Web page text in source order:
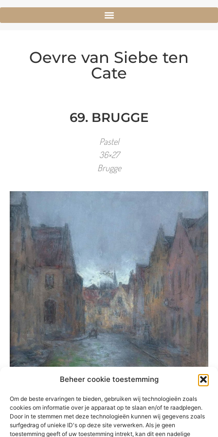
Beheer cookie toestemming
Om de beste ervaringen te bieden, gebruiken wij technologieën zoals
cookies om informatie over je apparaat op te slaan en/of te raadplegen.
Door in te stemmen met deze technologieën kunnen wij gegevens zoals
surfgedrag of unieke ID's op deze site verwerken. Als je geen
toestemming geeft of uw toestemming intrekt, kan dit een nadelige
Oevre van Siebe ten
Cate
69. BRUGGE
Pastel
36×27
Brugge